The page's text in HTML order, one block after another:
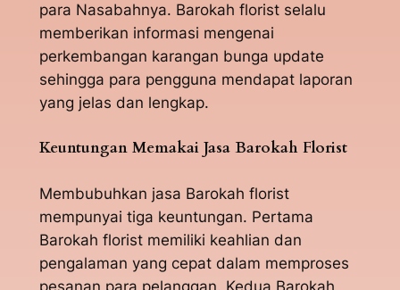
para Nasabahnya. Barokah florist selalu
memberikan informasi mengenai
perkembangan karangan bunga update
sehingga para pengguna mendapat laporan
yang jelas dan lengkap.
Keuntungan Memakai Jasa Barokah Florist
Membubuhkan jasa Barokah florist
mempunyai tiga keuntungan. Pertama
Barokah florist memiliki keahlian dan
pengalaman yang cepat dalam memproses